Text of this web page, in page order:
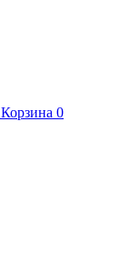
Корзина 0